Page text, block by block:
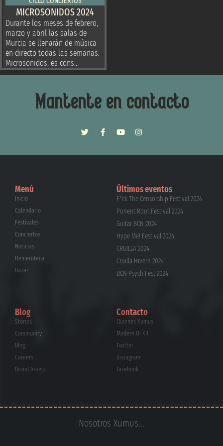
MICROSONIDOS 2024
Durante los meses de febrero,
marzo y abril las salas de
Murcia se llenarán de música
en directo todas las semanas.
Microsonidos, es cons...
Mantente en contacto
Menú
Inicio
Calendario
Festivales
Conciertos
Noticias
Hemeroteca
Bazar
Últimos eventos
F*ck The Censorship Festival 2024
Ponent Root Festival 2024
Guitar BCN 2024
Hype Me! Festival 2024
CRUÏLLA 2024
Cruïlla Hivern 2024
BCN Psych Fest 2024
Blog
Stories
Community
Blog
Careers
Brand Assets
Contacto
Quienes Xumus
Modern UI Kit
Twitter
Instagram
Facebook
Nosotros Xumus...